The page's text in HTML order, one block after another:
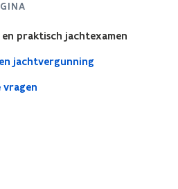
praktisch jachtexamen
jachtvergunning
vragen